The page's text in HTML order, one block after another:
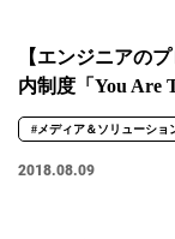
【エンジニアの
内制度「You Are
#メディア＆ソリューショ
2018.08.09